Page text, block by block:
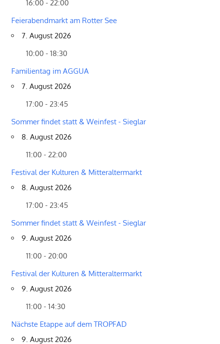
16:00 - 22:00
Feierabendmarkt am Rotter See
7. August 2026
10:00 - 18:30
Familientag im AGGUA
7. August 2026
17:00 - 23:45
Sommer findet statt & Weinfest - Sieglar
8. August 2026
11:00 - 22:00
Festival der Kulturen & Mitteraltermarkt
8. August 2026
17:00 - 23:45
Sommer findet statt & Weinfest - Sieglar
9. August 2026
11:00 - 20:00
Festival der Kulturen & Mitteraltermarkt
9. August 2026
11:00 - 14:30
Nächste Etappe auf dem TROPFAD
9. August 2026